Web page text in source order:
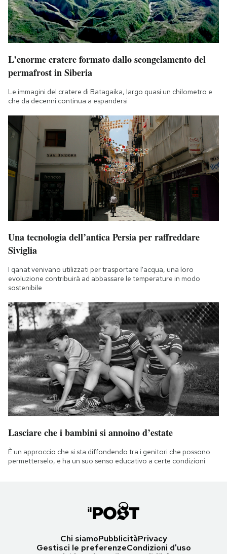
L’enorme cratere formato dallo scongelamento del
permafrost in Siberia
Le immagini del cratere di Batagaika, largo quasi un chilometro e
che da decenni continua a espandersi
Una tecnologia dell’antica Persia per raffreddare
Siviglia
I qanat venivano utilizzati per trasportare l'acqua, una loro
evoluzione contribuirà ad abbassare le temperature in modo
sostenibile
Lasciare che i bambini si annoino d’estate
È un approccio che si sta diffondendo tra i genitori che possono
permetterselo, e ha un suo senso educativo a certe condizioni
Chi siamoPubblicitàPrivacy
Gestisci le preferenzeCondizioni d'uso